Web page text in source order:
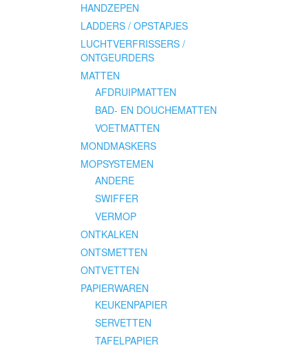
HANDZEPEN
LADDERS / OPSTAPJES
LUCHTVERFRISSERS /
ONTGEURDERS
MATTEN
AFDRUIPMATTEN
BAD- EN DOUCHEMATTEN
VOETMATTEN
MONDMASKERS
MOPSYSTEMEN
ANDERE
SWIFFER
VERMOP
ONTKALKEN
ONTSMETTEN
ONTVETTEN
PAPIERWAREN
KEUKENPAPIER
SERVETTEN
TAFELPAPIER